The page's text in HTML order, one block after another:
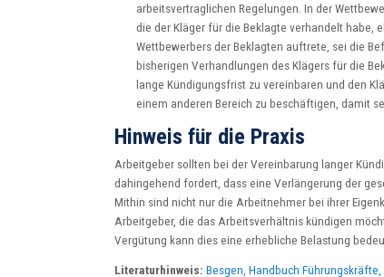
arbeitsvertraglichen Regelungen. In der
die der Kläger für die Beklagte verhandelt habe,
Wettbewerbers der Beklagten auftrete, sei die
bisherigen Verhandlungen des Klägers für die
lange Kündigungsfrist zu vereinbaren und den
einem anderen Bereich zu beschäftigen, damit
Hinweis für die Praxis
Arbeitgeber sollten bei der Vereinbarung langer
dahingehend fordert, dass eine Verlängerung der
Mithin sind nicht nur die Arbeitnehmer bei ihrer
Arbeitgeber, die das Arbeitsverhältnis kündigen
Vergütung kann dies eine erhebliche Belastung
Literaturhinweis: Besgen, Handbuch